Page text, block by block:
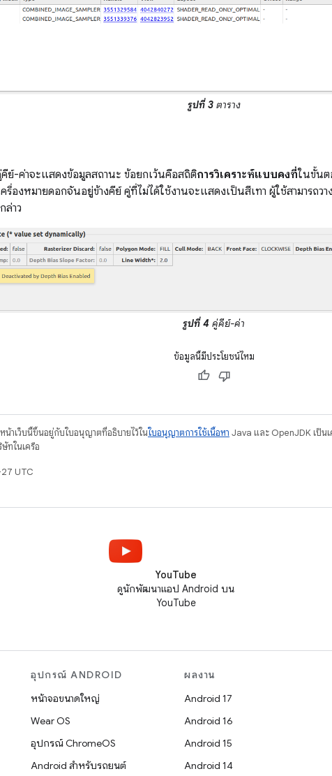
รูปที่ 3 ตาราง
ย์-ค่าจะแสดงข้อมูลสถานะ ข้อยกเว้นคือสถิติการวิเคราะห์แบบคงที่ในขั้นต
รื่องหมายดอกจันอยู่ข้างคีย์ คู่ที่ไม่ได้ใช้งานจะแสดงเป็นสีเทา ผู้ใช้สามารถว
ล่าว
รูปที่ 4 คู่คีย์-ค่า
ข้อมูลนี้มีประโยชน์ไหม
น้าเว็บนี้ขึ้นอยู่กับใบอนุญาตที่อธิบายไว้ในใบอนุญาตการใช้เนื้อหา Java และ OpenJDK เป็นเ
ทในเครือ
UTC
YouTube
ดูนักพัฒนาแอป Android บน
YouTube
อุปกรณ์ ANDROID
หน้าจอขนาดใหญ่
Wear OS
อุปกรณ์ ChromeOS
Android สำหรับรถยนต์
ผลงาน
Android 17
Android 16
Android 15
Android 14